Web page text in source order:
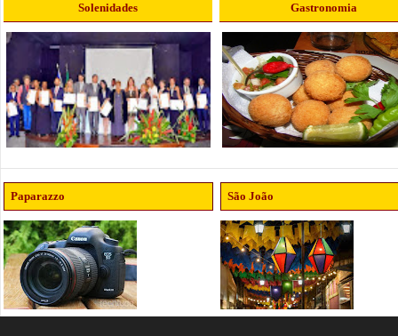
Solenidades Gastronomia
Paparazzo São João